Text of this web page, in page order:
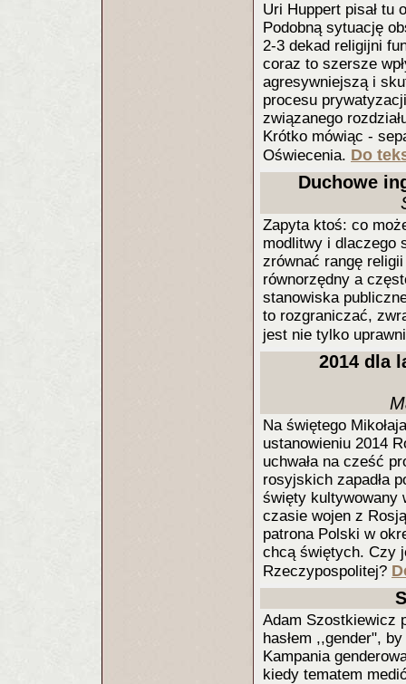
Uri Huppert pisał tu
Podobną sytuację
2-3 dekad religijni
coraz to szersze
agresywniejszą i
procesu
związanego
Krótko mówiąc -
Oświecenia. Do
Duchowe
Zapyta ktoś: co
modlitwy i dlaczego
zrównać rangę
równorzędny a
stanowiska
to rozgraniczać,
jest nie tylko
2014 dla
Na świętego
ustanowieniu 2014
uchwała na cześć
rosyjskich zapadła
święty kultywowany
czasie wojen z
patrona Polski w
chcą świętych. Czy
Rzeczypospolitej?
Adam Szostkiewicz
hasłem ,,gender",
Kampania
kiedy tematem